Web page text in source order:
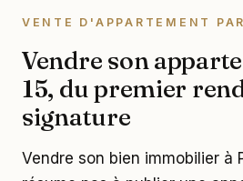
VENTE D'APPARTEMENT
Vendre son
15, du premier
signature
Vendre son bien immobilier à